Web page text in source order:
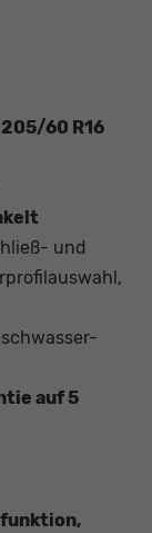
60 R16
und
auf 5